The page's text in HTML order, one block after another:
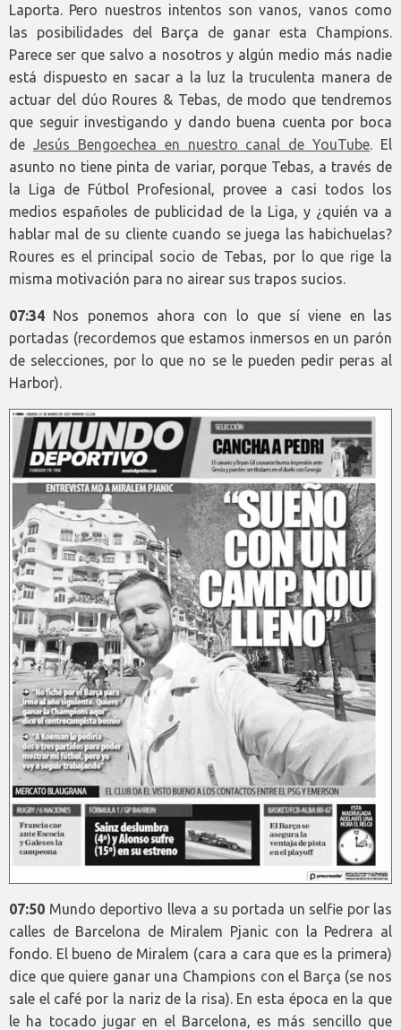
Laporta. Pero nuestros intentos son vanos, vanos como
las posibilidades del Barça de ganar esta Champions.
Parece ser que salvo a nosotros y algún medio más nadie
está dispuesto en sacar a la luz la truculenta manera de
actuar del dúo Roures & Tebas, de modo que tendremos
que seguir investigando y dando buena cuenta por boca
de Jesús Bengoechea en nuestro canal de YouTube. El
asunto no tiene pinta de variar, porque Tebas, a través de
la Liga de Fútbol Profesional, provee a casi todos los
medios españoles de publicidad de la Liga, y ¿quién va a
hablar mal de su cliente cuando se juega las habichuelas?
Roures es el principal socio de Tebas, por lo que rige la
misma motivación para no airear sus trapos sucios.
07:34 Nos ponemos ahora con lo que sí viene en las
portadas (recordemos que estamos inmersos en un parón
de selecciones, por lo que no se le pueden pedir peras al
Harbor).
07:50 Mundo deportivo lleva a su portada un selfie por las
calles de Barcelona de Miralem Pjanic con la Pedrera al
fondo. El bueno de Miralem (cara a cara que es la primera)
dice que quiere ganar una Champions con el Barça (se nos
sale el café por la nariz de la risa). En esta época en la que
le ha tocado jugar en el Barcelona, es más sencillo que